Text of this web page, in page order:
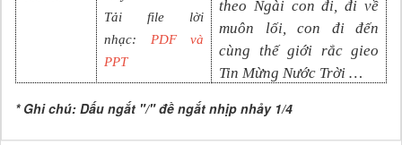
Tải file lời
nhạc:
PDF và
PPT
theo Ngài con đi, đi về
muôn lối, con đi đến
cùng thế giới rắc gieo
Tin Mừng Nước Trời …
* Ghi chú: Dấu ngắt "/" đề ngắt nhịp nhảy 1/4